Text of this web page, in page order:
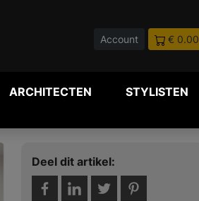
Account € 0.00
ARCHITECTEN STYLISTEN
Deel dit artikel: